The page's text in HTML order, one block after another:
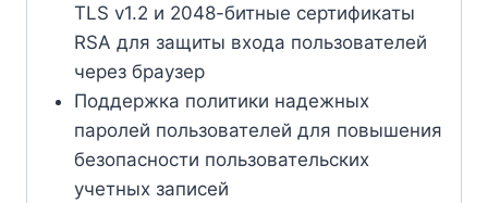
TLS v1.2 и 2048-битные сертификаты
RSA для защиты входа пользователей
через браузер
Поддержка политики надежных
паролей пользователей для повышения
безопасности пользовательских
учетных записей